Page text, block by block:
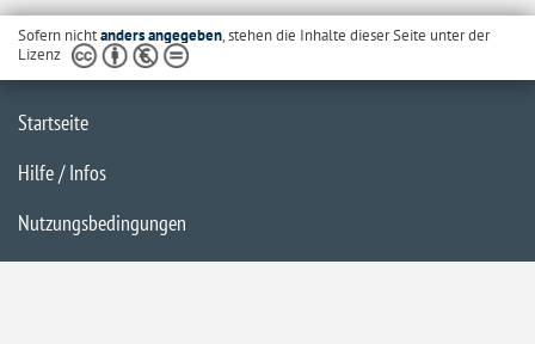
Sofern nichtanders angegeben, stehen die Inhalte dieser Seite unter der
Lizenz
Startseite
Hilfe / Infos
Nutzungsbedingungen